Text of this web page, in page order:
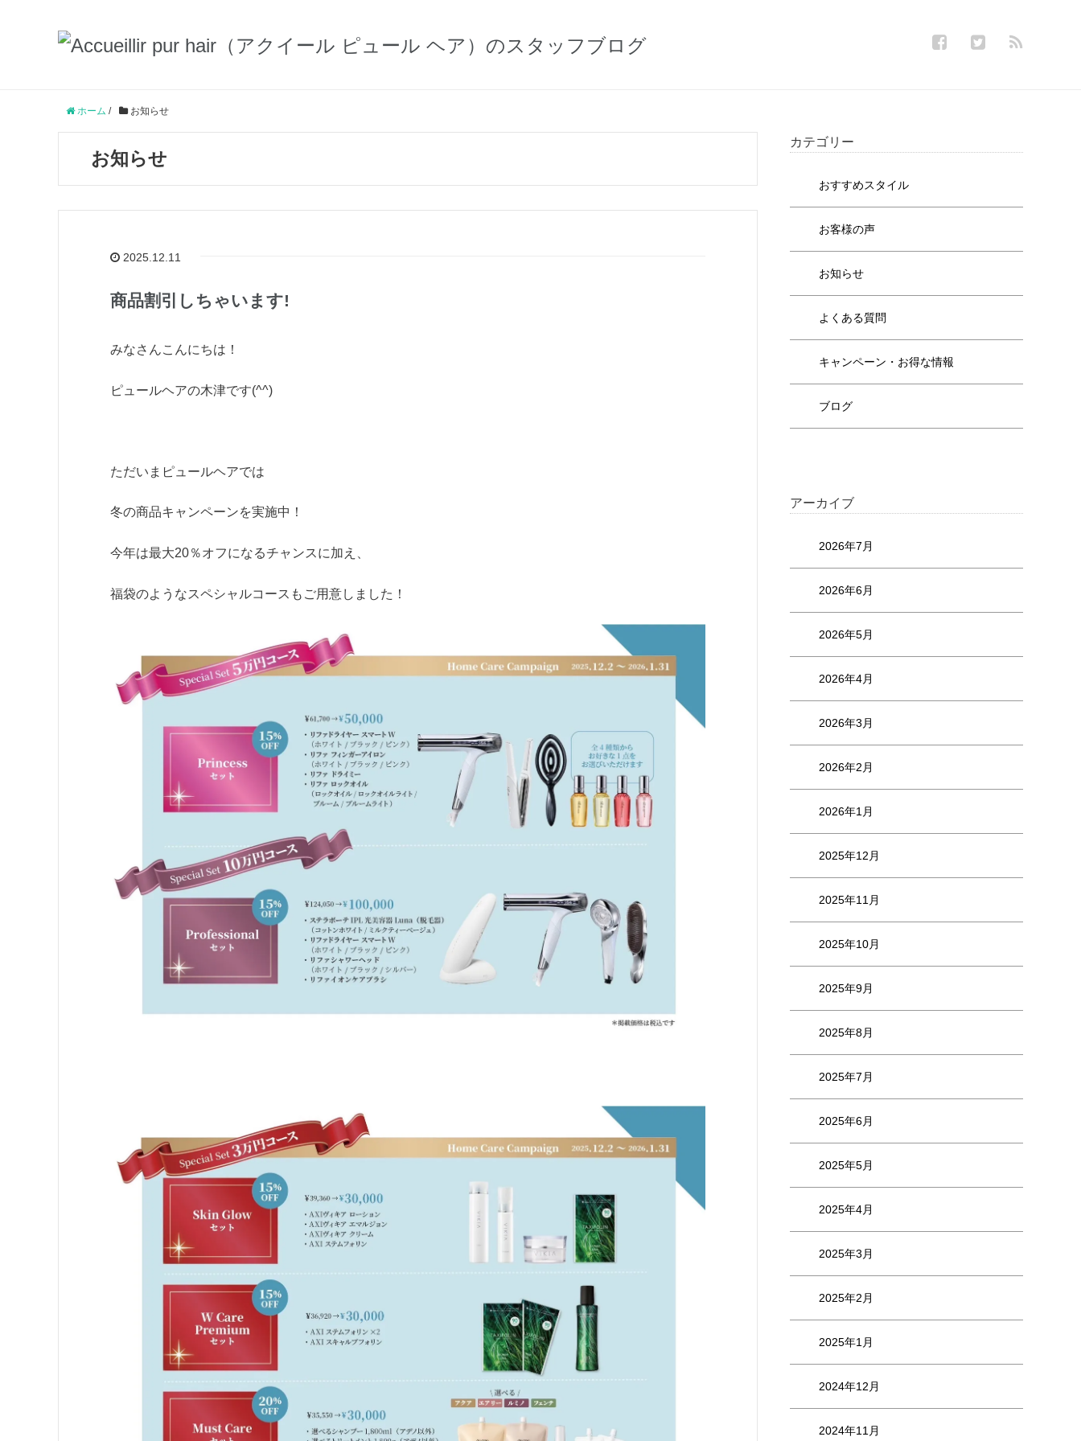
ホーム / お知らせ
お知らせ
2025.12.11
商品割引しちゃいます!
みなさんこんにちは！
ピュールヘアの木津です(^^)
ただいまピュールヘアでは
冬の商品キャンペーンを実施中！
今年は最大20％オフになるチャンスに加え、
福袋のようなスペシャルコースもご用意しました！
カテゴリー
おすすめスタイル
お客様の声
お知らせ
よくある質問
キャンペーン・お得な情報
ブログ
アーカイブ
2026年7月
2026年6月
2026年5月
2026年4月
2026年3月
2026年2月
2026年1月
2025年12月
2025年11月
2025年10月
2025年9月
2025年8月
2025年7月
2025年6月
2025年5月
2025年4月
2025年3月
2025年2月
2025年1月
2024年12月
2024年11月